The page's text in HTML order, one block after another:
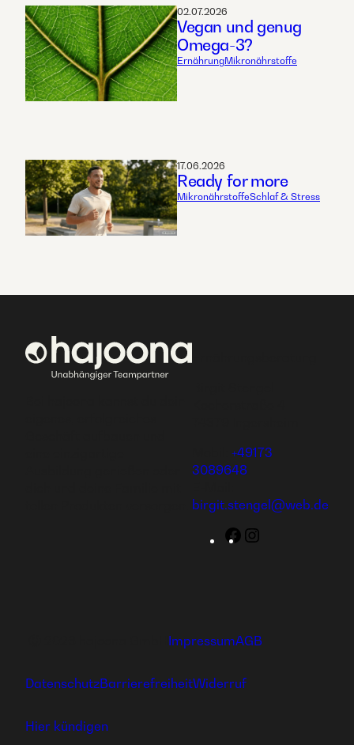
02.07.2026
Vegan und genug
Omega-3?
ErnährungMikronährstoffe
17.06.2026
Ready for more
MikronährstoffeSchlaf & Stress
+49173
3089648
birgit.stengel@web.de
Facebook
ImpressumAGB
DatenschutzBarrierefreiheitWiderruf
Hier kündigen